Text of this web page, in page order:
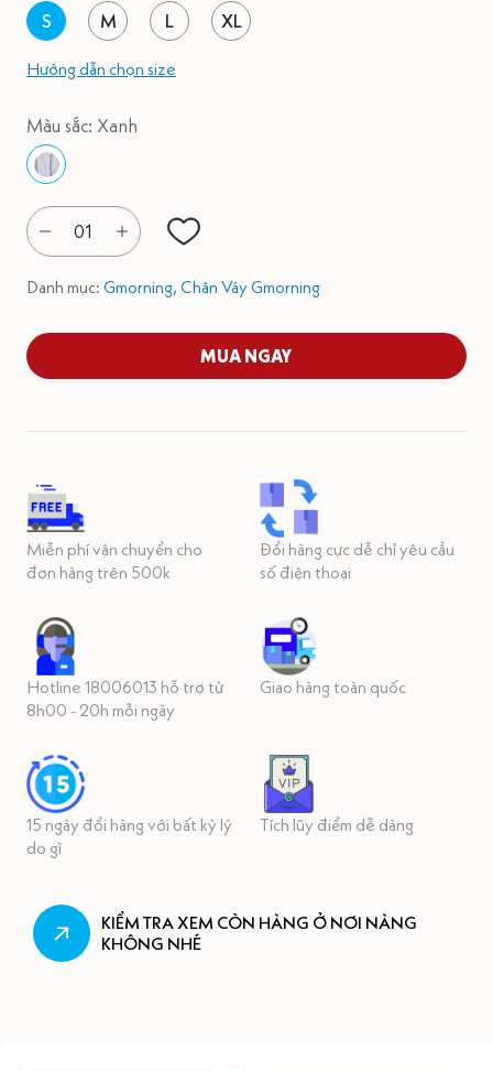
S
M L XL
Hướng dẫn chọn size
Màu sắc: Xanh
01
Danh mục: Gmorning, Chân Váy Gmorning
MUA NGAY
Miễn phí vận chuyển cho
đơn hàng trên 500k
Đổi hàng cực dễ chỉ yêu cầu
số điện thoại
Hotline 18006013 hỗ trợ từ
8h00 - 20h mỗi ngày
Giao hàng toàn quốc
15 ngày đổi hàng với bất kỳ lý
do gì
Tích lũy điểm dễ dàng
KIỂM TRA XEM CÒN HÀNG Ở NƠI NÀNG
KHÔNG NHÉ